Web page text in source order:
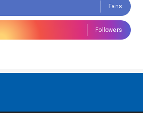
Fans
Followers